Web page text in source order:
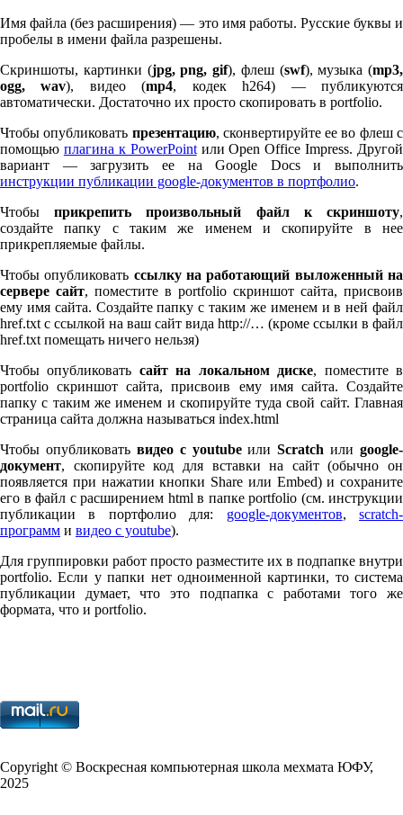
Имя файла (без расширения) — это имя работы. Русские буквы и
пробелы в имени файла разрешены.
Скриншоты, картинки (jpg, png, gif), флеш (swf), музыка (mp3,
ogg, wav), видео (mp4, кодек h264) — публикуются
автоматически. Достаточно их просто скопировать в port­fo­lio.
Чтобы опубликовать презентацию, сконвертируйте ее во флеш с
помощью плагина к Pow­er­Pointили Open Office Impress. Другой
вариант — загрузить ее на Google Docs и выполнить
инструкции публикации google-документов в портфолио.
Чтобыприкрепить произвольный файл к скриншоту,
создайте папку с таким же именем и скопируйте в нее
прикрепляемые файлы.
Чтобы опубликовать ссылку на работающий выложенный на
сервере сайт, поместите в port­fo­lio скриншот сайта, присвоив
ему имя сайта. Создайте папку с таким же именем и в ней файл
href.txt с ссылкой на ваш сайт вида http://… (кроме ссылки в файл
href.txt помещать ничего нельзя)
Чтобы опубликовать сайт на локальном диске, поместите в
port­fo­lio скриншот сайта, присвоив ему имя сайта. Создайте
папку с таким же именем и скопируйте туда свой сайт. Главная
страница сайта должна называться index.html
Чтобы опубликовать видео с youtubeилиScratch или google-
документ, скопируйте код для вставки на сайт (обычно он
появляется при нажатии кнопки Share или Embed) и сохраните
его в файл с расширением html в папке port­fo­lio (см. инструкции
публикации в портфолио для: google-документов,scratch-
программ и видео с youtube).
Для группировки работ просто разместите их в подпапке внутри
port­fo­lio. Если у папки нет одноименной картинки, то система
публикации думает, что это подпапка с работами того же
формата, что и port­fo­lio.
Copy­right © Воскресная компьютерная школа мехмата ЮФУ,
2025